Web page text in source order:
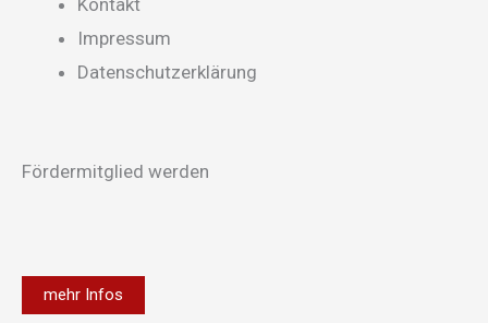
Menu
Impressum
Datenschutzerklärung
Fördermitglied werden
mehr Infos